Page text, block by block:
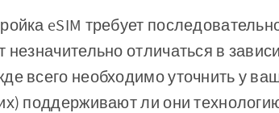
eSIM требует
незначительно отличаться в
всего необходимо уточнить у
поддерживают ли они